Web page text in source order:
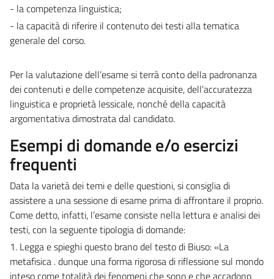
- la competenza linguistica;
- la capacità di riferire il contenuto dei testi alla tematica
generale del corso.
Per la valutazione dell’esame si terrà conto della padronanza
dei contenuti e delle competenze acquisite, dell’accuratezza
linguistica e proprietà lessicale, nonché della capacità
argomentativa dimostrata dal candidato.
Esempi di domande e/o esercizi
frequenti
Data la varietà dei temi e delle questioni, si consiglia di
assistere a una sessione di esame prima di affrontare il proprio.
Come detto, infatti, l’esame consiste nella lettura e analisi dei
testi, con la seguente tipologia di domande:
1. Legga e spieghi questo brano del testo di Biuso:«La
metafisica . dunque una forma rigorosa di riflessione sul mondo
inteso come totalità dei fenomeni che sono e che accadono.